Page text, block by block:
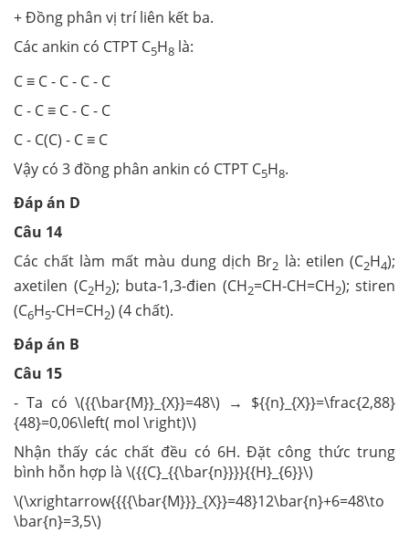
+ Đồng phân vị trí liên kết ba.
Các ankin có CTPT C5H8 là:
C ≡ C - C - C - C
C - C ≡ C - C - C
C - C(C) - C ≡ C
Vậy có 3 đồng phân ankin có CTPT C5H8.
Đáp án D
Câu 14
Các chất làm mất màu dung dịch Br2 là: etilen (C2H4);
axetilen (C2H2); buta-1,3-đien (CH2=CH-CH=CH2); stiren
(C6H5-CH=CH2) (4 chất).
Đáp án B
Câu 15
- Ta có \({{\bar{M}}_{X}}=48\) → ${{n}_{X}}=\frac{2,88}
{48}=0,06\left( mol \right)\)
Nhận thấy các chất đều có 6H. Đặt công thức trung
bình hỗn hợp là \({{C}_{{\bar{n}}}}{{H}_{6}}\)
\(\xrightarrow{{{{\bar{M}}}_{X}}=48}12\bar{n}+6=48\to
\bar{n}=3,5\)